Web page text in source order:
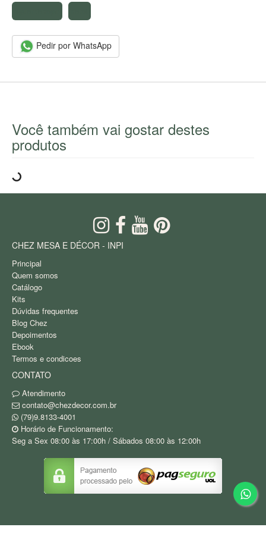
Pedir por WhatsApp
Você também vai gostar destes
produtos
CHEZ MESA E DÉCOR - INPI
Principal
Quem somos
Catálogo
Kits
Dúvidas frequentes
Blog Chez
Depoimentos
Ebook
Termos e condicoes
CONTATO
Atendimento
contato@chezdecor.com.br
(79)9.8133-4001
Horário de Funcionamento:
Seg a Sex 08:00 às 17:00h / Sábados 08:00 às 12:00h